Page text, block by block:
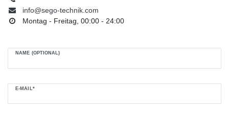
info@sego-technik.com
Montag - Freitag, 00:00 - 24:00
NAME (OPTIONAL)
E-MAIL*